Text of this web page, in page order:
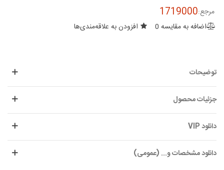
مرجع:1719000
اضافه به مقایسه 0 افزودن به علاقه‌مندی‌ها
توضیحات
جزئیات محصول
دانلود VIP
دانلود مشخصات و... (عمومی)